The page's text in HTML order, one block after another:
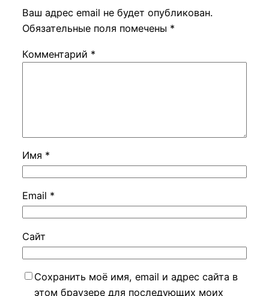
Ваш адрес email не будет опубликован.
Обязательные поля помечены *
Комментарий *
Имя *
Email *
Сайт
Сохранить моё имя, email и адрес сайта в
этом браузере для последующих моих